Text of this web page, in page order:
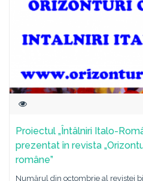
Proiectul „Întâlniri Italo-
prezentat în revista
române”
Numărul din octombrie al revistei